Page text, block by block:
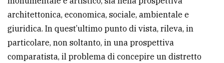
architettonica, economica, sociale, ambientale e
giuridica. In quest’ultimo punto di vista, rileva, in
particolare, non soltanto, in una prospettiva
comparatista, il problema di concepire un distretto